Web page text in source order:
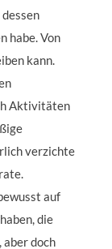
habe. Von
kann.
Aktivitäten
verzichte
auf
die
aber doch